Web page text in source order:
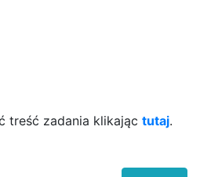
treść zadania klikając tutaj.